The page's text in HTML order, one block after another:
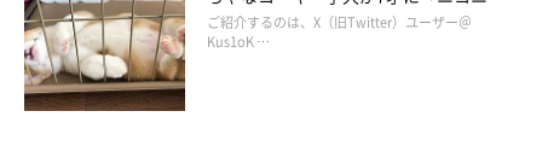
コ“コーギースマイル”が魅力のコに成
長！
ご紹介するのは、X（旧Twitter）ユーザー＠
Kus1oK …